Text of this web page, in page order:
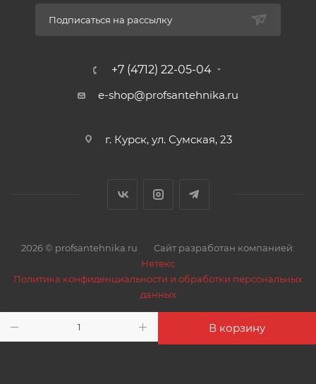
В корзину
Подписаться на рассылку
+7 (4712) 22-05-04
e-shop@profsantehnika.ru
г. Курск, ул. Сумская, 23
2026 © profsantehnika.ru
Сайт разработан компанией:
Нетекс
Политика конфиденциальности и обработки персональных
данных